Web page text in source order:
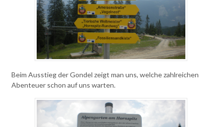
Beim Ausstieg der Gondel zeigt man uns, welche zahlreichen
Abenteuer schon auf uns warten.